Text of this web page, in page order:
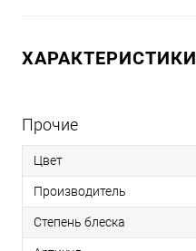
ХАРАКТЕРИСТИКИ
Прочие
Цвет
Производитель
Степень блеска